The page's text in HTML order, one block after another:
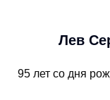
Лев
95 лет со дня